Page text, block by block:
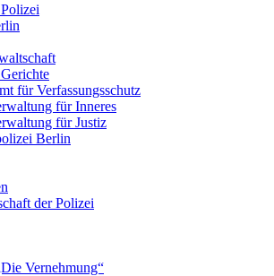
für Verfassungsschutz
für Inneres
für Justiz
Berlin
der Polizei
Vernehmung“